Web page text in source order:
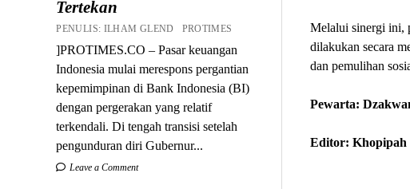
Tertekan
PENULIS: ILHAM GLEND PROTIMES
]PROTIMES.CO – Pasar keuangan
Indonesia mulai merespons pergantian
kepemimpinan di Bank Indonesia (BI)
dengan pergerakan yang relatif
terkendali. Di tengah transisi setelah
pengunduran diri Gubernur...
Leave a Comment
Melalui sinergi ini,
dilakukan secara
dan pemulihan
Pewarta:
Editor: Khopipah